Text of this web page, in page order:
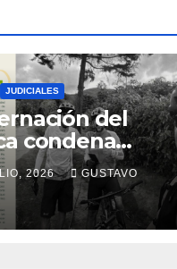
JUDICIALES
del
condena
de tres
y exige
urgentes
2026 GUSTAVO